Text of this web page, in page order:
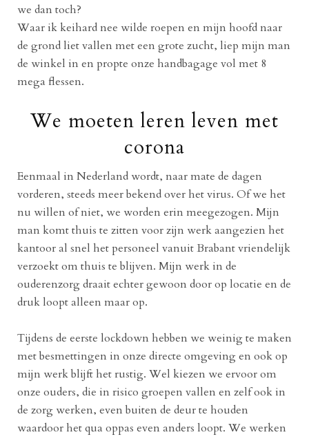
we dan toch?
Waar ik keihard nee wilde roepen en mijn hoofd naar
de grond liet vallen met een grote zucht, liep mijn man
de winkel in en propte onze handbagage vol met 8
mega flessen.
We moeten leren leven met
corona
Eenmaal in Nederland wordt, naar mate de dagen
vorderen, steeds meer bekend over het virus. Of we het
nu willen of niet, we worden erin meegezogen. Mijn
man komt thuis te zitten voor zijn werk aangezien het
kantoor al snel het personeel vanuit Brabant vriendelijk
verzoekt om thuis te blijven. Mijn werk in de
ouderenzorg draait echter gewoon door op locatie en de
druk loopt alleen maar op.
Tijdens de eerste lockdown hebben we weinig te maken
met besmettingen in onze directe omgeving en ook op
mijn werk blijft het rustig. Wel kiezen we ervoor om
onze ouders, die in risico groepen vallen en zelf ook in
de zorg werken, even buiten de deur te houden
waardoor het qua oppas even anders loopt. We werken